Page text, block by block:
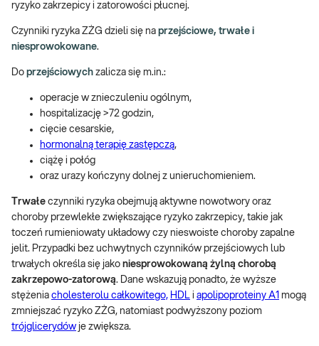
ryzyko zakrzepicy i zatorowości płucnej.
Czynniki ryzyka ZŻG dzieli się na przejściowe, trwałe i
niesprowokowane.
Do przejściowych zalicza się m.in.:
operacje w znieczuleniu ogólnym,
hospitalizację >72 godzin,
cięcie cesarskie,
hormonalną terapię zastępczą,
ciążę i połóg
oraz urazy kończyny dolnej z unieruchomieniem.
Trwałe czynniki ryzyka obejmują aktywne nowotwory oraz
choroby przewlekłe zwiększające ryzyko zakrzepicy, takie jak
toczeń rumieniowaty układowy czy nieswoiste choroby zapalne
jelit. Przypadki bez uchwytnych czynników przejściowych lub
trwałych określa się jako niesprowokowaną żylną chorobą
zakrzepowo-zatorową. Dane wskazują ponadto, że wyższe
stężenia cholesterolu całkowitego, HDL i apolipoproteiny A1 mogą
zmniejszać ryzyko ZŻG, natomiast podwyższony poziom
trójglicerydów je zwiększa.